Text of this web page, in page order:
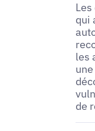
qui
les
de